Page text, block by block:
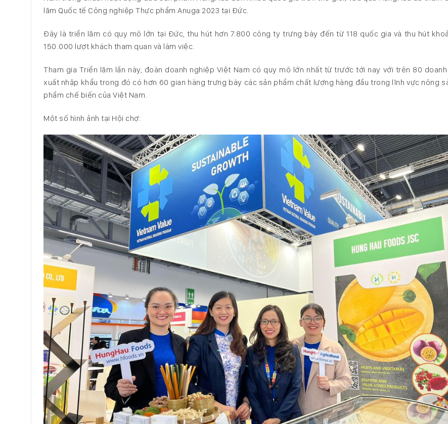
lãm Quốc tế Công nghiệp Thực phẩm Anuga 2023 tại Đức.
Đây là triển lãm có quy mô lớn tại Đức, thu hút hơn 7.800 công ty trưng bày đến từ 118 quốc gia và thu hút
150.000 lượt khách tham quan và làm việc.
Tham gia Triển lãm lần này, đoàn doanh nghiệp Việt Nam có quy mô lớn nhất từ trước tới nay với trên 80
xuất nhập khẩu trong đó có hơn 60 gian hàng trưng bày các sản phẩm chất lượng hàng đầu trong lĩnh vực nông
phẩm chế biến của Việt Nam.
Một số hình ảnh tại Hội chợ: